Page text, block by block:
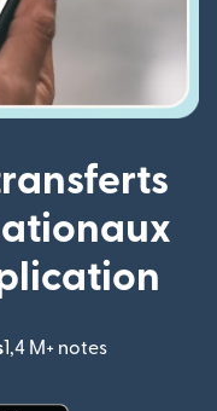
1,4 M+ notes